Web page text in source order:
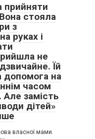
прийняти
стояла
з
руках і
не
Їй
допомога на
часом
замість
дітей»
власної мами.